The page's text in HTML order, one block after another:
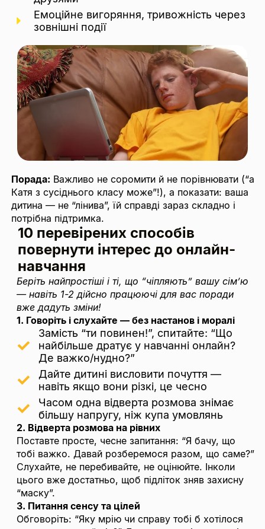
Емоційне вигоряння, тривожність через
зовнішні події
Порада: Важливо не соромити й не порівнювати (“а
Катя з сусіднього класу може”!), а показати: ваша
дитина — не “лінива”, їй справді зараз складно і
потрібна підтримка.
10 перевірених способів
повернути інтерес до онлайн-
навчання
Беріть найпростіші і ті, що “чіпляють” вашу сім’ю
— навіть 1-2 дійсно працюючі для вас поради
вже дадуть зміни!
1. Говоріть і слухайте — без настанов і моралі
Замість “ти повинен!”, спитайте: “Що
найбільше дратує у навчанні онлайн?
Де важко/нудно?”
Дайте дитині висловити почуття —
навіть якщо вони різкі, це чесно
Часом одна відверта розмова знімає
більшу напругу, ніж купа умовлянь
2. Відверта розмова на рівних
Поставте просте, чесне запитання: “Я бачу, що
тобі важко. Давай розберемося разом, що саме?”
Слухайте, не перебивайте, не оцінюйте. Інколи
цього вже достатньо, щоб підліток зняв захисну
“маску”.
3. Питання сенсу та цілей
Обговоріть: “Яку мрію чи справу тобі б хотілося